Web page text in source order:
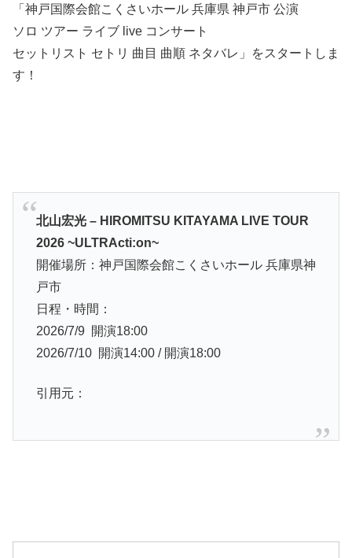
「神戸国際会館こくさいホール 兵庫県 神戸市 公演
ソロ ツアー ライブ live コンサート
セットリスト セトリ 曲目 曲順 ネタバレ」をスタートしま
す！
北山宏光 – HIROMITSU KITAYAMA LIVE TOUR
2026 ~ULTRActi:on~
開催場所：神戸国際会館こくさいホール 兵庫県神
戸市
日程・時間：
2026/7/9 開演18:00
2026/7/10 開演14:00 / 開演18:00
引用元：